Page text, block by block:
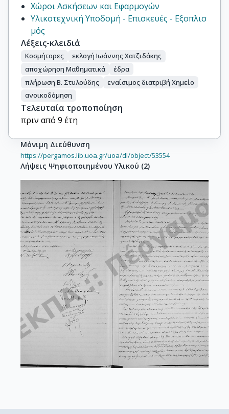
Χώροι Ασκήσεων και Εφαρμογών
Υλικοτεχνική Υποδομή - Επισκευές - Εξοπλισ
μός
Λέξεις-κλειδιά
Κοσμήτορες
εκλογή Ιωάννης Χατζιδάκης
αποχώρηση Μαθηματικά
έδρα
πλήρωση Β. Στυλούδης
εναίσιμος διατριβή Χημείο
ανοικοδόμηση
Τελευταία τροποποίηση
πριν από 9 έτη
Μόνιμη Διεύθυνση
https://pergamos.lib.uoa.gr/uoa/dl/object/53554
Λήψεις Ψηφιοποιημένου Υλικού (2)